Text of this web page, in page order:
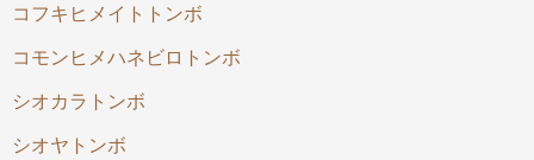
コフキヒメイトトンボ
コモンヒメハネビロトンボ
シオカラトンボ
シオヤトンボ